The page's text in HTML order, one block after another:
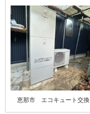
恵那市 エコキュート交換